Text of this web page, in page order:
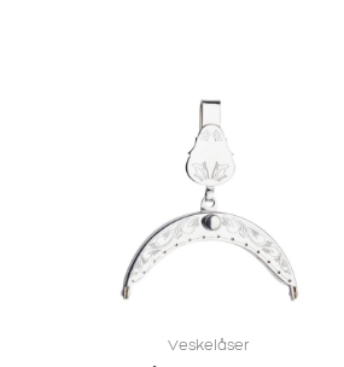
Veskelåser